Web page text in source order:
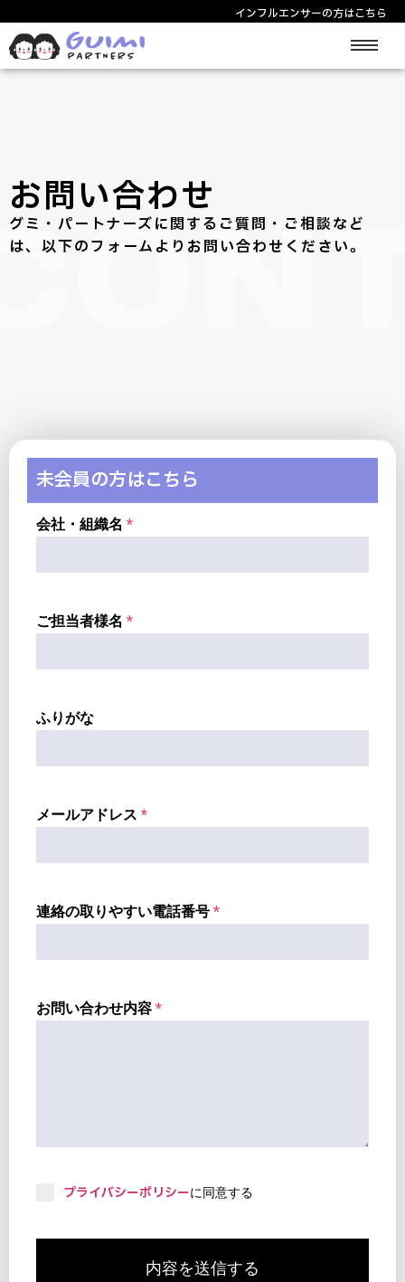
インフルエンサーの方はこちら
使い方
お問い合わせ
グミ・パートナーズに関するご質問・ご相談など
は、以下のフォームよりお問い合わせください。
未会員の方はこちら
会社・組織名 *
ご担当者様名 *
ふりがな
メールアドレス *
連絡の取りやすい電話番号 *
お問い合わせ内容 *
プライバシーポリシーに同意する
内容を送信する